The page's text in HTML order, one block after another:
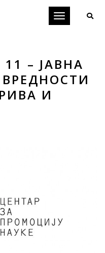
Toggle
– ЈАВНА
И